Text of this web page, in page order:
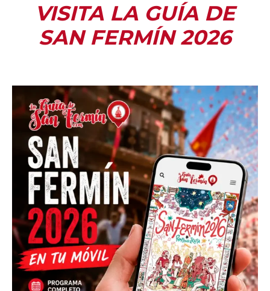
VISITA LA GUÍA DE
SAN FERMÍN 2026